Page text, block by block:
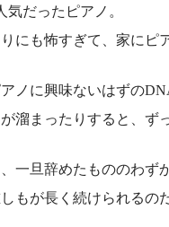
だったピアノ。
にも怖すぎて、家に
ノに興味ないはずの
溜まったりすると、ず
一旦辞めたもののわず
もが長く続けられるの